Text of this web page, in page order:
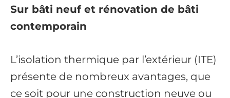
Sur bâti neuf et rénovation de bâti
contemporain
L’isolation thermique par l’extérieur (ITE)
présente de nombreux avantages, que
ce soit pour une construction neuve ou